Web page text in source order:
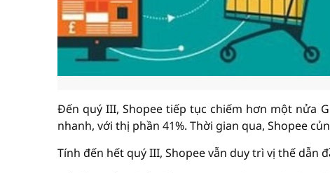
Đến quý III, Shopee tiếp tục chiếm hơn một nửa
nhanh, với thị phần 41%. Thời gian qua, Shopee
Tính đến hết quý III, Shopee vẫn duy trì vị thế dẫn